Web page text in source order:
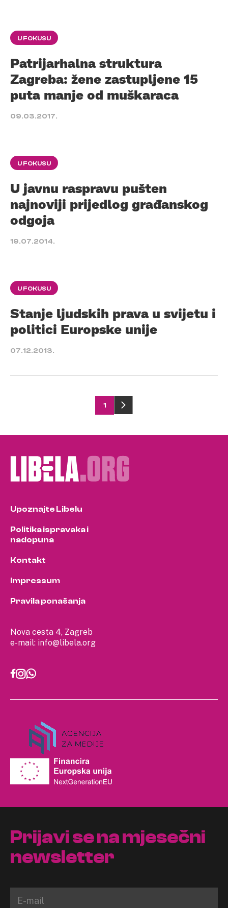
U FOKUSU
Patrijarhalna struktura
Zagreba: žene zastupljene 15
puta manje od muškaraca
09.03.2017.
U FOKUSU
U javnu raspravu pušten
najnoviji prijedlog građanskog
odgoja
19.07.2014.
U FOKUSU
Stanje ljudskih prava u svijetu i
politici Europske unije
07.12.2013.
pagination
1
Nova cesta 4, Zagreb
e-mail: info@libela.org
Upoznajte Libelu
Politika ispravaka i
nadopuna
Kontakt
Impressum
Pravila ponašanja
Prijavi se na mjesečni
newsletter